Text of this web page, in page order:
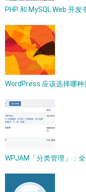
PHP 和 MySQL Web 开发
WordPress 应该选择哪种
WPJAM「分类管理」：